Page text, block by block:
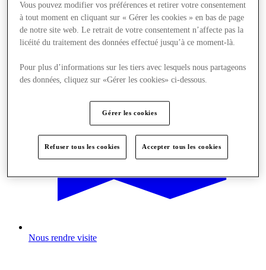
Nous rendre visite
Vous pouvez modifier vos préférences et retirer votre consentement
à tout moment en cliquant sur « Gérer les cookies » en bas de page
de notre site web. Le retrait de votre consentement n’affecte pas la
licéité du traitement des données effectué jusqu’à ce moment-là.
Pour plus d’informations sur les tiers avec lesquels nous partageons
des données, cliquez sur «Gérer les cookies» ci-dessous.
Gérer les cookies
Refuser tous les cookies Accepter tous les cookies